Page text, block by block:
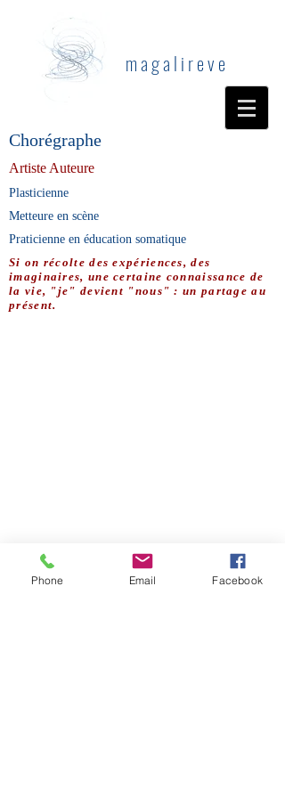
m a g a l i r e v e
Chorégraphe
Artiste Auteure
Plasticienne
Metteure en scène
Praticienne en éducation somatique
Si on récolte des expériences, des
imaginaires, une certaine connaissance de
la vie, "je" devient "nous" : un partage au
présent.
Phone Email Facebook